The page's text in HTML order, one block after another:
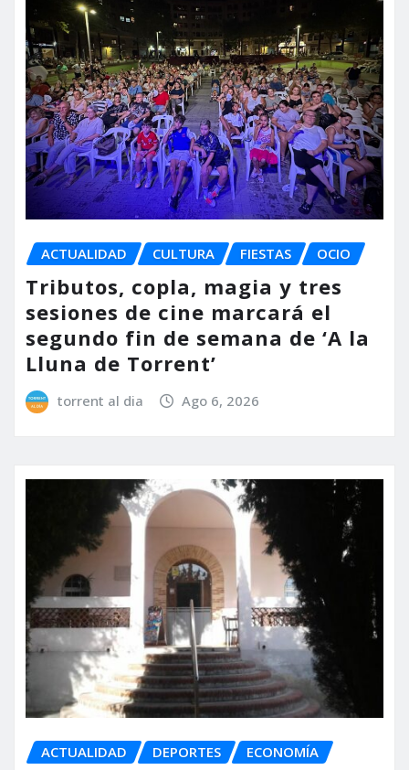
ACTUALIDAD CULTURA FIESTAS OCIO
Tributos, copla, magia y tres
sesiones de cine marcará el
segundo fin de semana de ‘A la
Lluna de Torrent’
torrent al dia Ago 6, 2026
ACTUALIDAD DEPORTES ECONOMÍA